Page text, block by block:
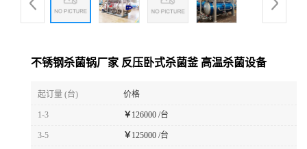
不锈钢杀菌锅厂家 反压卧式杀菌釜 高温杀菌设备
起订量 (台) 价格
1-3 ￥ 126000 /台
3-5 ￥ 125000 /台